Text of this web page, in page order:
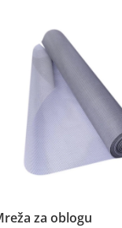
za oblogu